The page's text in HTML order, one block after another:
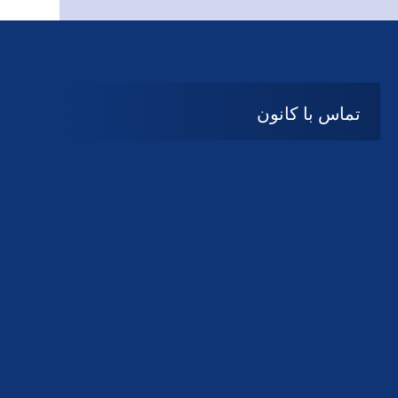
تماس با کانون